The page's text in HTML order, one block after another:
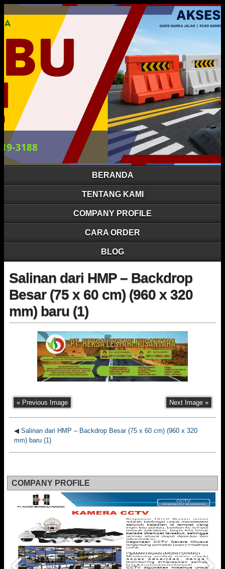
BERANDA
TENTANG KAMI
COMPANY PROFILE
CARA ORDER
BLOG
Salinan dari HMP – Backdrop
Besar (75 x 60 cm) (960 x 320
mm) baru (1)
« Previous Image Next Image »
◀ Salinan dari HMP – Backdrop Besar (75 x 60 cm) (960 x 320
mm) baru (1)
COMPANY PROFILE